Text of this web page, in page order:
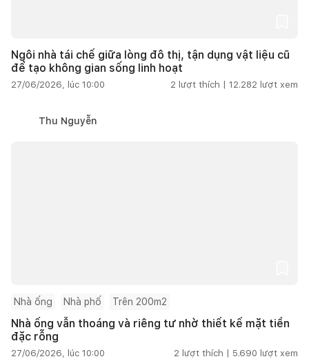
Ngôi nhà tái chế giữa lòng đô thị, tận dụng vật liệu cũ
để tạo không gian sống linh hoạt
27/06/2026, lúc 10:00 2 lượt thích | 12.282 lượt xem
Thu Nguyễn
Nhà ống Nhà phố Trên 200m2
Nhà ống vẫn thoáng và riêng tư nhờ thiết kế mặt tiền
đặc rỗng
27/06/2026, lúc 10:00 2 lượt thích | 5.690 lượt xem